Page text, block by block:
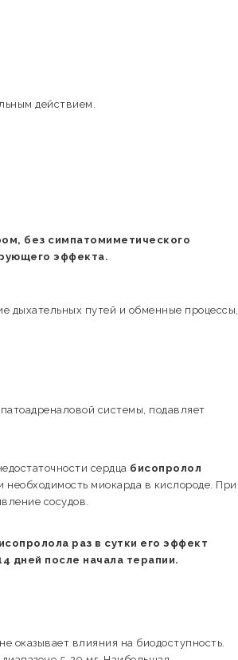
действием.
без симпатомиметического
эффекта.
дыхательных путей и обменные процессы,
системы, подавляет
сердца бисопролол
миокарда в кислороде. При
сосудов.
раз в сутки его эффект
дней после начала терапии.
оказывает влияния на биодоступность.